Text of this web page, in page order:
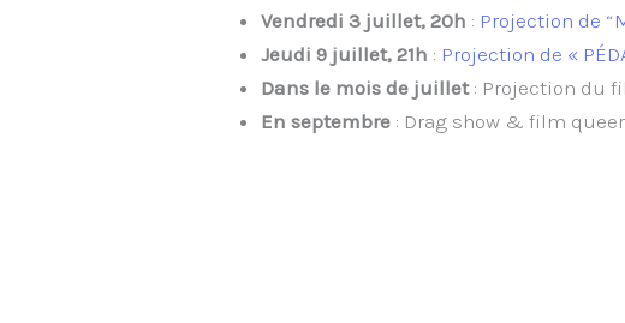
Vendredi 3 juillet, 20h : Projection de
Jeudi 9 juillet, 21h : Projection de «
Dans le mois de juillet : Projection du
En septembre : Drag show & film